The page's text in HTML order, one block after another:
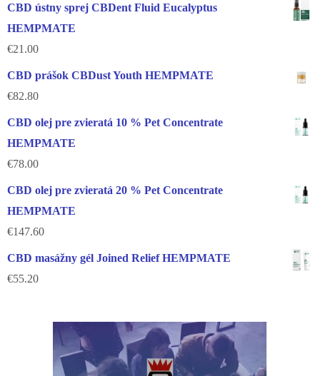
CBD ústny sprej CBDent Fluid Eucalyptus
HEMPMATE
€21.00
CBD prášok CBDust Youth HEMPMATE
€82.80
CBD olej pre zvieratá 10 % Pet Concentrate
HEMPMATE
€78.00
CBD olej pre zvieratá 20 % Pet Concentrate
HEMPMATE
€147.60
CBD masážny gél Joined Relief HEMPMATE
€55.20